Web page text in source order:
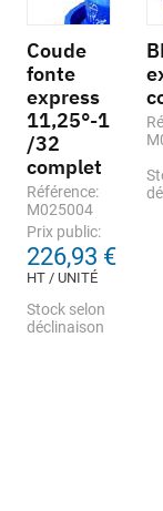
Coude
fonte
express
11,25°-1
/32
complet
Référence:
M025004
Prix public:
226,93 €
HT / UNITÉ
Stock selon
déclinaison